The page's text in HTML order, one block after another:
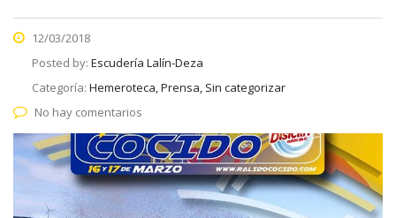
12/03/2018
Posted by: Escudería Lalín-Deza
Categoría: Hemeroteca, Prensa, Sin categorizar
No hay comentarios